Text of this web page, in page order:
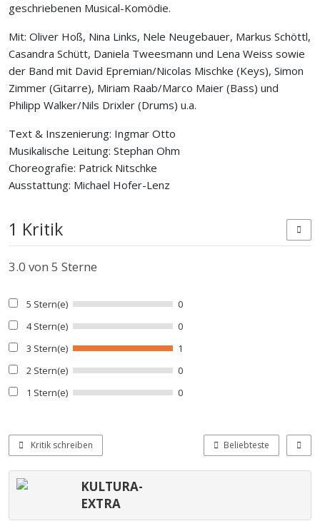
geschriebenen Musical-Komödie.
Mit: Oliver Hoß, Nina Links, Nele Neugebauer, Markus Schöttl,
Casandra Schütt, Daniela Tweesmann und Lena Weiss sowie
der Band mit David Epremian/Nicolas Mischke (Keys), Simon
Zimmer (Gitarre), Miriam Raab/Marco Maier (Bass) und
Philipp Walker/Nils Drixler (Drums) u.a.
Text & Inszenierung: Ingmar Otto
Musikalische Leitung: Stephan Ohm
Choreografie: Patrick Nitschke
Ausstattung: Michael Hofer-Lenz
1 Kritik
3.0 von 5 Sterne
5 Stern(e)
0
4 Stern(e)
0
3 Stern(e)
1
2 Stern(e)
0
1 Stern(e)
0
Kritik schreiben Beliebteste
KULTURA-
EXTRA